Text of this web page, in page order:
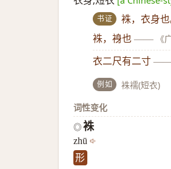
书证 袾，衣身
袾，裑也 —— 《
衣二尺有二寸
例如
袾襦(短衣)
词性变化
◎ 袾
zhū
形